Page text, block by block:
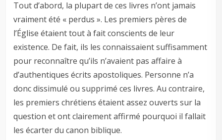
Tout d’abord, la plupart de ces livres n’ont jamais
vraiment été « perdus ». Les premiers pères de
l’Église étaient tout à fait conscients de leur
existence. De fait, ils les connaissaient suffisamment
pour reconnaître qu’ils n’avaient pas affaire à
d’authentiques écrits apostoliques. Personne n’a
donc dissimulé ou supprimé ces livres. Au contraire,
les premiers chrétiens étaient assez ouverts sur la
question et ont clairement affirmé pourquoi il fallait
les écarter du canon biblique.